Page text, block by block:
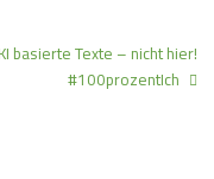
KI basierte Texte – nicht hier!
#100prozentIch